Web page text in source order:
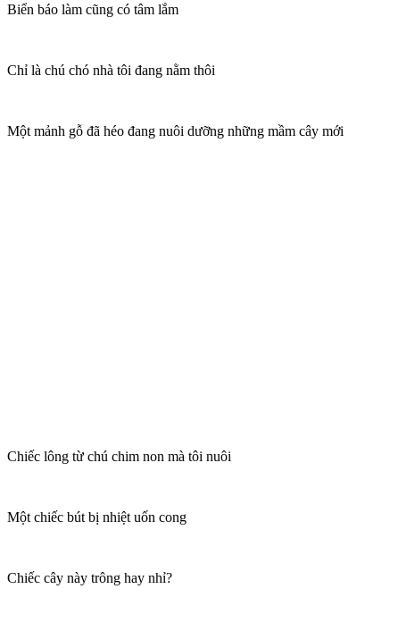
Biển báo làm cũng có tâm lắm
Chỉ là chú chó nhà tôi đang nằm thôi
Một mảnh gỗ đã héo đang nuôi dưỡng những mầm cây mới
Chiếc lông từ chú chim non mà tôi nuôi
Một chiếc bút bị nhiệt uốn cong
Chiếc cây này trông hay nhỉ?